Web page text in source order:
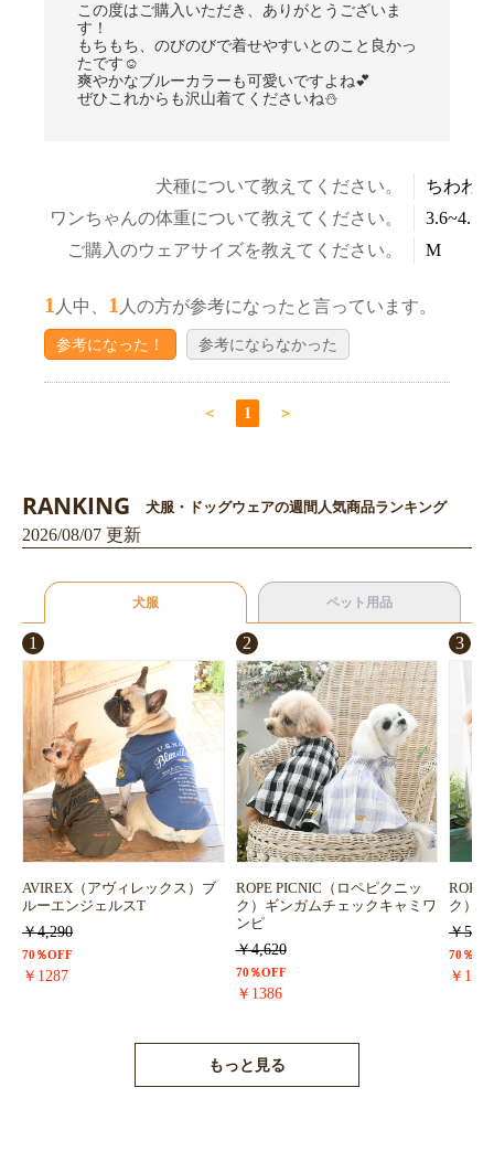
この度はご購入いただき、ありがとうございま
す！
もちもち、のびのびで着せやすいとのこと良かっ
たです☺
爽やかなブルーカラーも可愛いですよね💕
ぜひこれからも沢山着てくださいね⛄
犬種について教えてください。
ちわわ
ワンちゃんの体重について教えてください。
ご購入のウェアサイズを教えてください。
M
1 人中、 1 人の方が参考になったと言っています。
参考になった！ 参考にならなかった
＜ 1 ＞
RANKING 犬服・ドッグウェアの週間人気商品ランキング
2026/08/07 更新
犬服 ペット用品
1
AVIREX（アヴィレックス）ブ
ルーエンジェルスT
￥4,290
70％OFF
￥1287
2
ROPE PICNIC（ロペピクニッ
ク）ギンガムチェックキャミワ
ンピ
￥4,620
70％OFF
￥1386
3
ROPE
ク）
￥
70％
￥
もっと見る